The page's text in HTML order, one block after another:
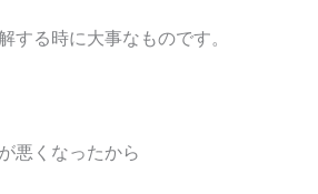
する時に大事なものです。
悪くなったから